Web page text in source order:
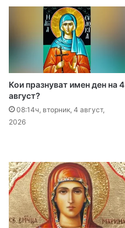
Кои празнуват имен ден на 4
август?
08:14ч, вторник, 4 август,
2026